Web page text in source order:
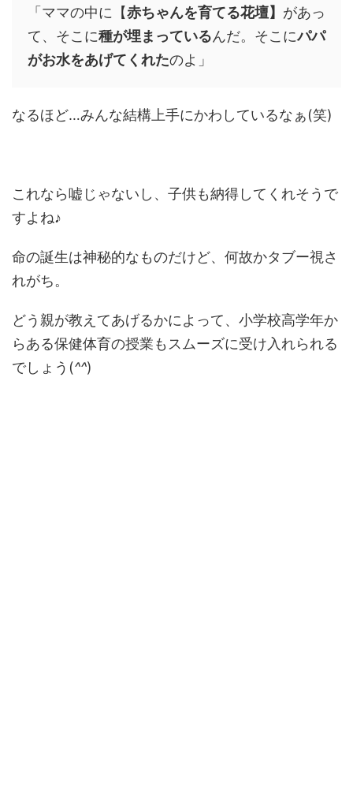
「ママの中に【赤ちゃんを育てる花壇】 があっ
て、そこに種が埋まっているんだ。そこにパパ
がお水をあげてくれたのよ」
なるほど…みんな結構上手にかわしているなぁ(笑)
これなら嘘じゃないし、子供も納得してくれそうで
すよね♪
命の誕生は神秘的なものだけど、何故かタブー視さ
れがち。
どう親が教えてあげるかによって、小学校高学年か
らある保健体育の授業もスムーズに受け入れられる
でしょう(^^)